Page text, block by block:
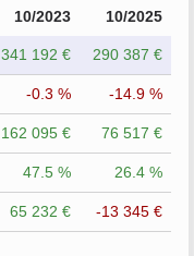
10/2023 10/2025
341 192 € 290 387 €
-0.3 % -14.9 %
162 095 € 76 517 €
47.5 % 26.4 %
65 232 € -13 345 €